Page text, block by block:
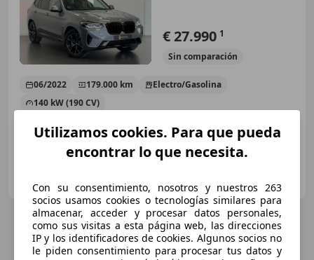
€ 27.990 1
Sin comparación
06/2022 179.000 km
Electro/Gasolina
140 kW (190 CV)
Utilizamos cookies. Para que pueda
encontrar lo que necesita.
Con su consentimiento, nosotros y nuestros 263
socios usamos cookies o tecnologías similares para
almacenar, acceder y procesar datos personales,
como sus visitas a esta página web, las direcciones
IP y los identificadores de cookies. Algunos socios no
le piden consentimiento para procesar tus datos y